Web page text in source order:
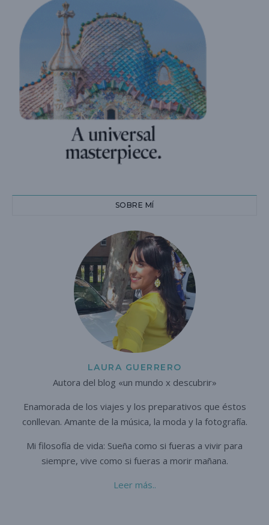
SOBRE MÍ
LAURA GUERRERO
Autora del blog «un mundo x descubrir»
Enamorada de los viajes y los preparativos que éstos
conllevan. Amante de la música, la moda y la fotografía.
Mi filosofía de vida: Sueña como si fueras a vivir para
siempre, vive como si fueras a morir mañana.
Leer más..